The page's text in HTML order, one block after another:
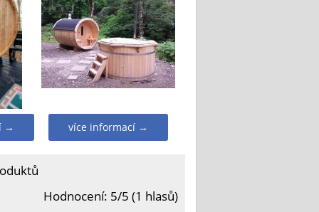
→ více informací →
Hodnocení: 5/5 (1 hlasů)